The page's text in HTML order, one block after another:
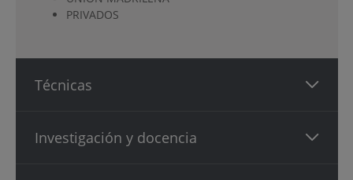
PRIVADOS
Técnicas
Investigación y docencia